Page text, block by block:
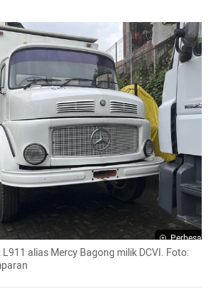
Perbesar
alias Mercy Bagong milik DCVI. Foto: